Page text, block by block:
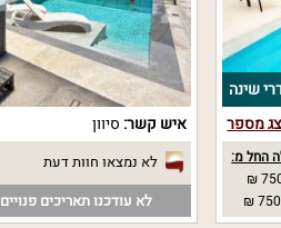
מספר
החל מ:
איש קשר: סיוון
לא נמצאו חוות דעת
לא עודכנו תאריכים פנויים